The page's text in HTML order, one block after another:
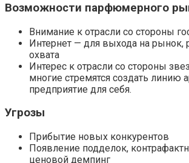
Возможности парфюмерного
Внимание к отрасли со стороны
Интернет — для выхода на рынок,
охвата
Интерес к отрасли со стороны
многие стремятся создать линию
предприятие для себя.
Угрозы
Прибытие новых конкурентов
Появление подделок,
ценовой демпинг